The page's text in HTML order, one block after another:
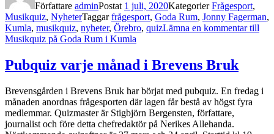
Författare adminPostat 1 juli, 2020KategorierFrågesport,
Musikquiz, NyheterTaggarfrågesport, Goda Rum, Jonny Fagerman,
Kumla, musikquiz, nyheter, Örebro, quizLämna en kommentartill
Musikquiz på Goda Rum i Kumla
Pubquiz varje månad i Brevens Bruk
Brevensgården i Brevens Bruk har börjat med pubquiz. En fredag i
månaden anordnas frågesporten där lagen får bestå av högst fyra
medlemmar. Quizmaster är Stigbjörn Bergensten, författare,
journalist och före detta chefredaktör på Nerikes Allehanda.